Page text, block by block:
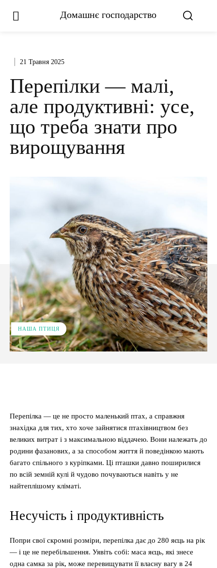
Домашнє господарство
21 Травня 2025
Перепілки — малі,
але продуктивні: усе,
що треба знати про
вирощування
НАША ПТИЦЯ
Перепілка — це не просто маленький птах, а справжня
знахідка для тих, хто хоче зайнятися птахівництвом без
великих витрат і з максимальною віддачею. Вони належать до
родини фазанових, а за способом життя й поведінкою мають
багато спільного з куріпками. Ці пташки давно поширилися
по всій земній кулі й чудово почуваються навіть у не
найтеплішому кліматі.
Несучість і продуктивність
Попри свої скромні розміри, перепілка дає до 280 яєць на рік
— і це не перебільшення. Уявіть собі: маса яєць, які знесе
одна самка за рік, може перевищувати її власну вагу в 24